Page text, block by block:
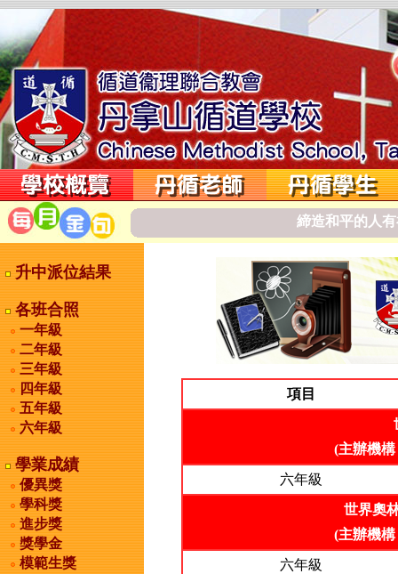
締造和平的 人有
升中派位結果
各班合照
一年級
二年級
三年級
四年級
五年級
六年級
學業成績
優異獎
學科獎
進步獎
獎學金
模範生獎
項目
(主辦機
六年級
世界奧
(主辦機
六年級